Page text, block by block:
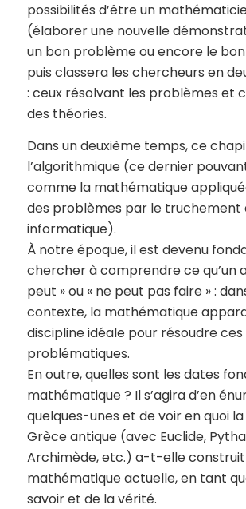
possibilités d’être un
(élaborer une nouvelle
un bon problème ou encore le
puis classera les chercheurs en
: ceux résolvant les problèmes et
des théories.
Dans un deuxième temps, ce
l’algorithmique (ce dernier
comme la mathématique
des problèmes par le truchement
informatique).
À notre époque, il est devenu
chercher à comprendre ce qu’un
peut » ou « ne peut pas faire » :
contexte, la mathématique
discipline idéale pour résoudre ces
problématiques.
En outre, quelles sont les dates
mathématique ? Il s’agira d’en
quelques-unes et de voir en quoi
Grèce antique (avec Euclide,
Archimède, etc.) a-t-elle
mathématique actuelle, en tant
savoir et de la vérité.